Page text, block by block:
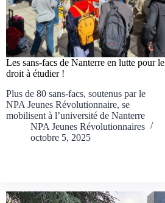
Les sans-facs de Nanterre en lutte pour le
droit à étudier !
Plus de 80 sans-facs, soutenus par le
NPA Jeunes Révolutionnaire, se
mobilisent à l’université de Nanterre
NPA Jeunes Révolutionnaires
octobre 5, 2025